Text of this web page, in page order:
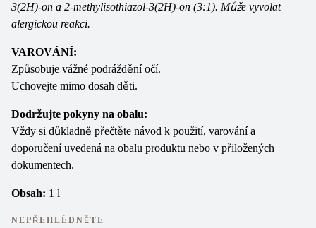
3(2H)-on a 2-methylisothiazol-3(2H)-on (3:1). Může vyvolat
alergickou reakci.
VAROVÁNÍ:
Způsobuje vážné podráždění očí.
Uchovejte mimo dosah děti.
Dodržujte pokyny na obalu:
Vždy si důkladně přečtěte návod k použití, varování a
doporučení uvedená na obalu produktu nebo v přiložených
dokumentech.
Obsah: 1 l
NEPŘEHLÉDNĚTE